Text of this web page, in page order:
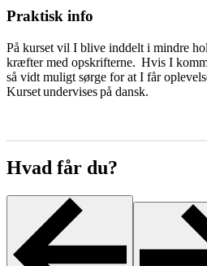
Praktisk info
På kurset vil I blive inddelt i mindre
kræfter med opskrifterne. Hvis I
så vidt muligt sørge for at I får
Kurset undervises på dansk.
Hvad får du?